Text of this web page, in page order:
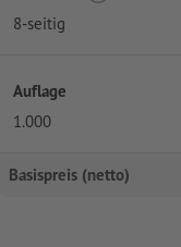
8-seitig
Auflage
1.000
Basispreis (netto)